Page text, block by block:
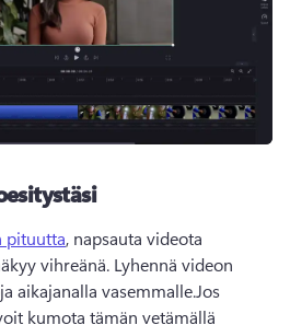
pituutta, napsauta videota
vihreänä. Lyhennä videon
aikajanalla vasemmalle.Jos
kumota tämän vetämällä